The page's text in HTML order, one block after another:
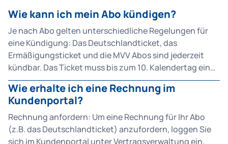
Wie kann ich mein Abo kündigen?
Je nach Abo gelten unterschiedliche Regelungen für
eine Kündigung: Das Deutschlandticket, das
Ermäßigungsticket und die MVV Abos sind jederzeit
kündbar. Das Ticket muss bis zum 10. Kalendertag eines
Monats gekündigt werden, damit die Kündigung zum
darauffolgenden Monat gültig ist. Die Option zur
Kündigung finden Sie im MVG Kundenportal unter
"Vertragsverwaltung" in ihrem Vertrag. Beim 365-Euro-
Ticket MVV ist eine Kündigung vor Ablauf eines
Jahres nur in Ausnahmefällen möglich, z. B. bei einem
Wie erhalte ich eine Rechnung im
Kundenportal?
Rechnung anfordern: Um eine Rechnung für Ihr Abo
(z.B. das Deutschlandticket) anzufordern, loggen Sie
sich im Kundenportal unter Vertragsverwaltung ein,